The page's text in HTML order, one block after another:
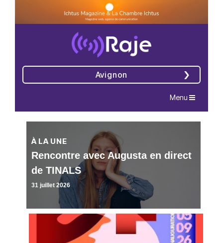
Avignon
Navigation
Menu
À LA UNE
Rencontre avec Augusta en direct
de TINALS
31 juillet 2026